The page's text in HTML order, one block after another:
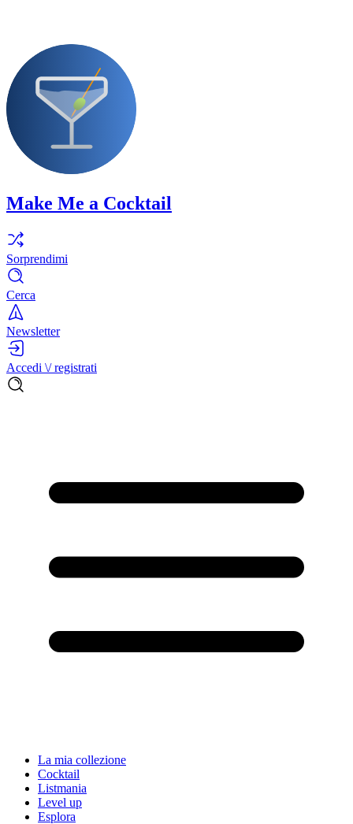
Make Me a Cocktail
Sorprendimi
Cerca
Newsletter
Accedi \/ registrati
La mia collezione
Cocktail
Listmania
Level up
Esplora